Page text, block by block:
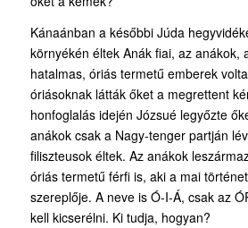
Kánaánban a későbbi Júda
környékén éltek Anák fiai, az anákok,
hatalmas, óriás termetű emberek
óriásoknak látták őket a megrettent
honfoglalás idején Józsué legyőzte
anákok csak a Nagy-tenger partján
filiszteusok éltek. Az anákok
óriás termetű férfi is, aki a mai
szereplője. A neve is Ó-I-Á, csak az
kell kicserélni. Ki tudja, hogyan?